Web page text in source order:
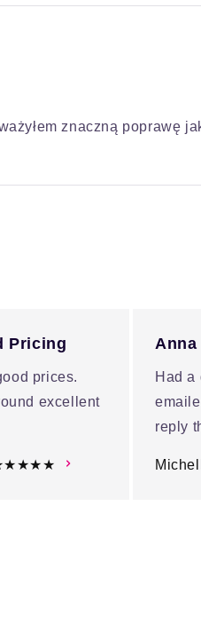
znaczną poprawę
Pricing
prices.
excellent
★★★★★
Had a
reply